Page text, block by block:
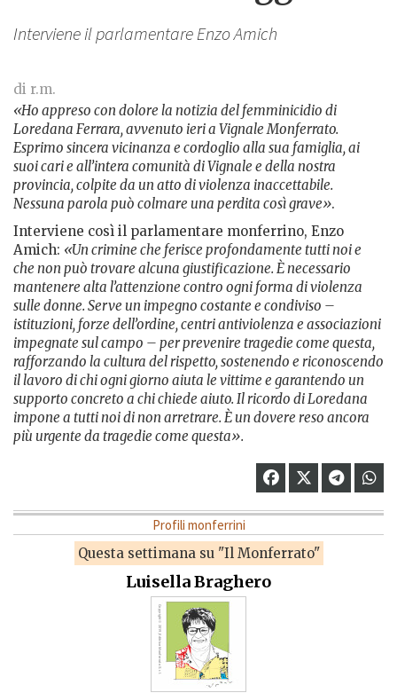
Interviene il parlamentare Enzo Amich
di r.m.
«Ho appreso con dolore la notizia del femminicidio di
Loredana Ferrara, avvenuto ieri a Vignale Monferrato.
Esprimo sincera vicinanza e cordoglio alla sua famiglia, ai
suoi cari e all’intera comunità di Vignale e della nostra
provincia, colpite da un atto di violenza inaccettabile.
Nessuna parola può colmare una perdita così grave».
Interviene così il parlamentare monferrino, Enzo
Amich: «Un crimine che ferisce profondamente tutti noi e
che non può trovare alcuna giustificazione. È necessario
mantenere alta l’attenzione contro ogni forma di violenza
sulle donne. Serve un impegno costante e condiviso –
istituzioni, forze dell’ordine, centri antiviolenza e associazioni
impegnate sul campo – per prevenire tragedie come questa,
rafforzando la cultura del rispetto, sostenendo e riconoscendo
il lavoro di chi ogni giorno aiuta le vittime e garantendo un
supporto concreto a chi chiede aiuto. Il ricordo di Loredana
impone a tutti noi di non arretrare. È un dovere reso ancora
più urgente da tragedie come questa».
Profili monferrini
Questa settimana su "Il Monferrato"
Luisella Braghero